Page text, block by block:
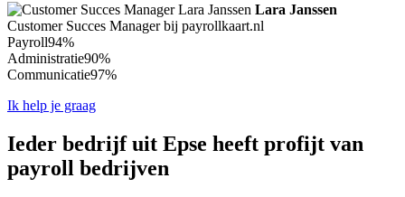
Lara Janssen
Customer Succes Manager bij payrollkaart.nl
Payroll94%
Administratie90%
Communicatie97%
Ik help je graag
Ieder bedrijf uit Epse heeft profijt van
payroll bedrijven